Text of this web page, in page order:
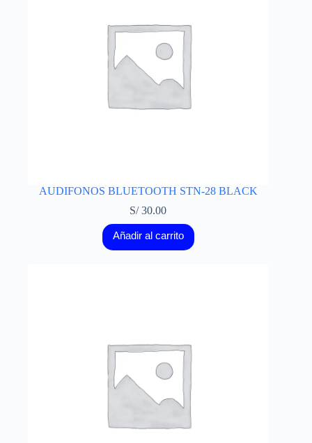
AUDIFONOS BLUETOOTH STN-28 BLACK
S/30.00
Añadir al carrito